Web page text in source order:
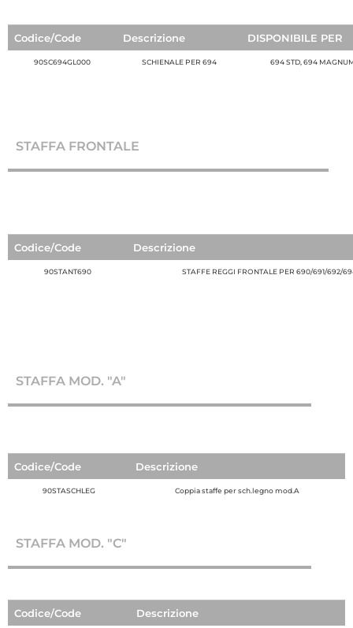
Codice/Code Descrizione DISPONIBILE PER
90SC694GL000 SCHIENALE PER 694 694 STD, 694
STAFFA FRONTALE
Codice/Code Descrizione
90STANT690 STAFFE REGGI FRONTALE PER 690/691/692/
STAFFA MOD. "A"
Codice/Code Descrizione
90STASCHLEG Coppia staffe per sch.legno mod.A
STAFFA MOD. "C"
Codice/Code Descrizione